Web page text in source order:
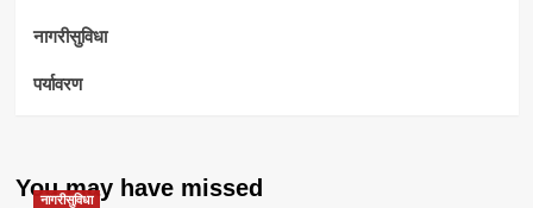
नागरीसुविधा
पर्यावरण
You may have missed
नागरीसुविधा